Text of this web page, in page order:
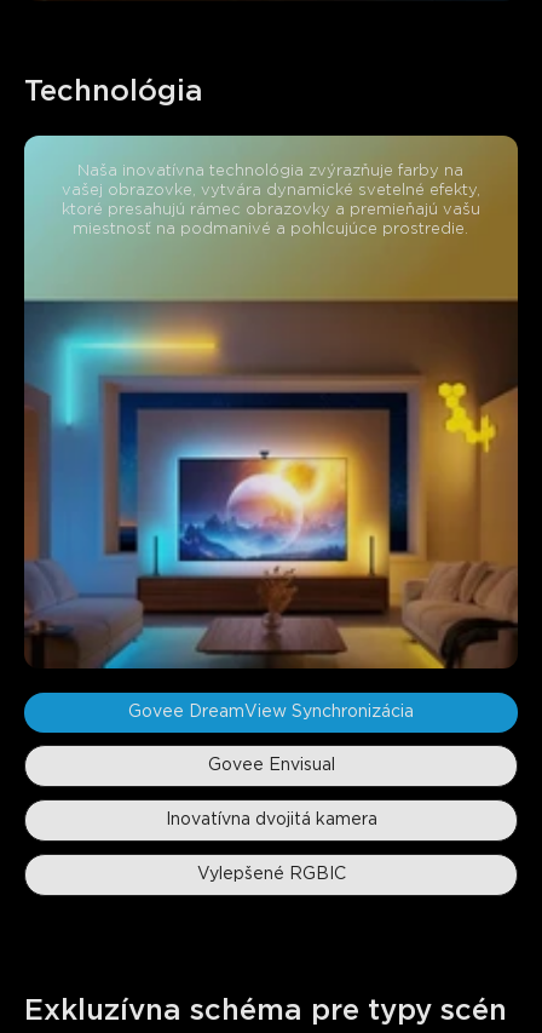
Technológia
Naša inovatívna technológia zvýrazňuje farby na
vašej obrazovke, vytvára dynamické svetelné efekty,
ktoré presahujú rámec obrazovky a premieňajú vašu
miestnosť na podmanivé a pohlcujúce prostredie.
Govee DreamView Synchronizácia
Govee Envisual
Inovatívna dvojitá kamera
Vylepšené RGBIC
Exkluzívna schéma pre typy scén